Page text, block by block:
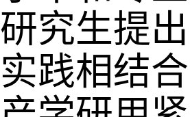
研究生提
实践相结